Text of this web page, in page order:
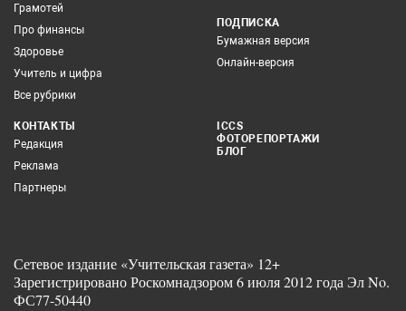
Грамотей
Про финансы
Здоровье
Учитель и цифра
Все рубрики
ПОДПИСКА
Бумажная версия
Онлайн-версия
КОНТАКТЫ
Редакция
Реклама
Партнеры
ICCS
ФОТОРЕПОРТАЖИ
БЛОГ
Сетевое издание «Учительская газета» 12+
Зарегистрировано Роскомнадзором 6 июля 2012 года Эл No.
ФС77-50440